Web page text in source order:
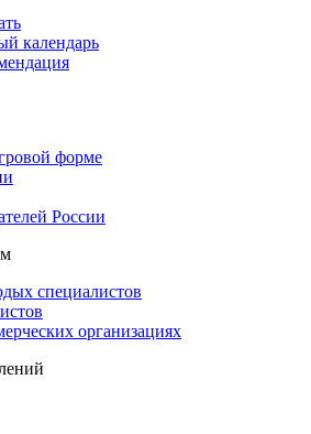
календарь
форме
России
специалистов
организациях